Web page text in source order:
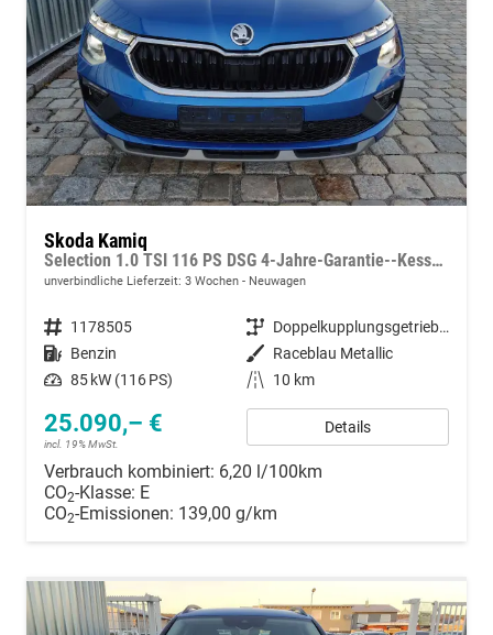
Skoda Kamiq
Selection 1.0 TSI 116 PS DSG 4-Jahre-Garantie--Kessy-16" Alu-2-Zonen-Climatronic-Tempomat-LED-AppleCarPlay-AndroidAuto-Rückfahrkamera-2xPDC
unverbindliche Lieferzeit: 3 Wochen Neuwagen
Fahrzeugnummer 1178505 Getriebe
Doppelkupplungsgetriebe (DSG)
Kraftstoff Benzin Außenfarbe Raceblau Metallic
Leistung 85 kW (116 PS) Kilometerstand 10 km
25.090,– €
incl. 19% MwSt.
Details
Verbrauch kombiniert: 6,20 l/100km
CO2-Klasse: E
CO2-Emissionen: 139,00 g/km